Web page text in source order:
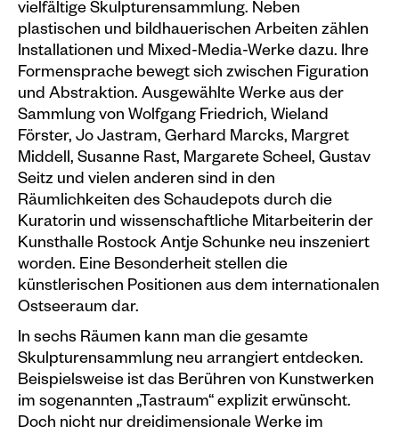
Visit
Programm
Kunstvermittlung &
Museumspädagogik
Exhibitions
Current
Preview
Archive
Shop
Kataloge
Plakate
Sondereditionen
Editionen
vielfältige Skulpturensammlung. Neben
plastischen und bildhauerischen Arbeiten zählen
Installationen und Mixed-Media-Werke dazu. Ihre
Formensprache bewegt sich zwischen Figuration
und Abstraktion. Ausgewählte Werke aus der
Sammlung von Wolfgang Friedrich, Wieland
Förster, Jo Jastram, Gerhard Marcks, Margret
Middell, Susanne Rast, Margarete Scheel, Gustav
Seitz und vielen anderen sind in den
Räumlichkeiten des Schaudepots durch die
Kuratorin und wissenschaftliche Mitarbeiterin der
Kunsthalle Rostock Antje Schunke neu inszeniert
worden. Eine Besonderheit stellen die
künstlerischen Positionen aus dem internationalen
Ostseeraum dar.
In sechs Räumen kann man die gesamte
Skulpturensammlung neu arrangiert entdecken.
Beispielsweise ist das Berühren von Kunstwerken
im sogenannten „Tastraum“ explizit erwünscht.
Doch nicht nur dreidimensionale Werke im